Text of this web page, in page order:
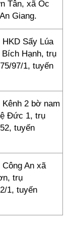
Tân, xã Óc
Giang.
Sấy Lúa
Bích Hạnh, trụ
97/1, tuyến
2 bờ nam
Đức 1, trụ
tuyến
An xã
trụ
1, tuyến